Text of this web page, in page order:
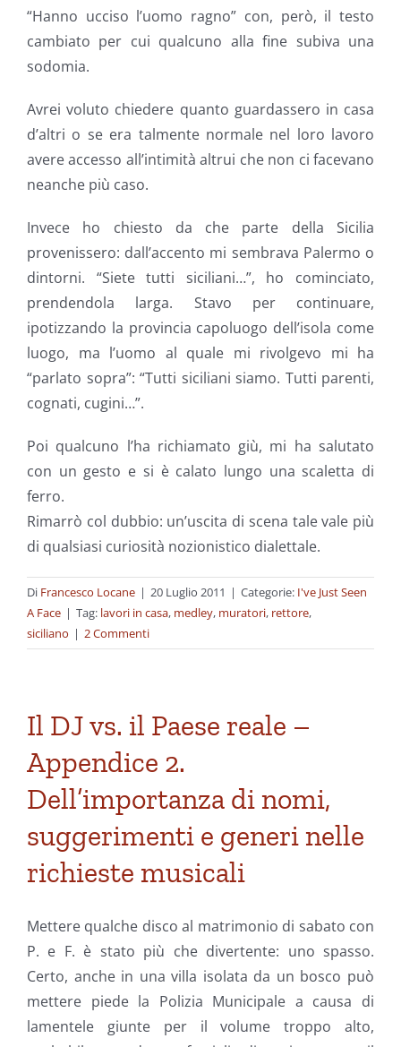
“Hanno ucciso l’uomo ragno” con, però, il testo
cambiato per cui qualcuno alla fine subiva una
sodomia.
Avrei voluto chiedere quanto guardassero in casa
d’altri o se era talmente normale nel loro lavoro
avere accesso all’intimità altrui che non ci facevano
neanche più caso.
Invece ho chiesto da che parte della Sicilia
provenissero: dall’accento mi sembrava Palermo o
dintorni. “Siete tutti siciliani…”, ho cominciato,
prendendola larga. Stavo per continuare,
ipotizzando la provincia capoluogo dell’isola come
luogo, ma l’uomo al quale mi rivolgevo mi ha
“parlato sopra”: “Tutti siciliani siamo. Tutti parenti,
cognati, cugini…”.
Poi qualcuno l’ha richiamato giù, mi ha salutato
con un gesto e si è calato lungo una scaletta di
ferro.
Rimarrò col dubbio: un’uscita di scena tale vale più
di qualsiasi curiosità nozionistico dialettale.
Di Francesco Locane | 20 Luglio 2011 | Categorie: I've Just Seen
A Face | Tag: lavori in casa, medley, muratori, rettore,
siciliano | 2 Commenti
Il DJ vs. il Paese reale –
Appendice 2.
Dell’importanza di nomi,
suggerimenti e generi nelle
richieste musicali
Mettere qualche disco al matrimonio di sabato con
P. e F. è stato più che divertente: uno spasso.
Certo, anche in una villa isolata da un bosco può
mettere piede la Polizia Municipale a causa di
lamentele giunte per il volume troppo alto,